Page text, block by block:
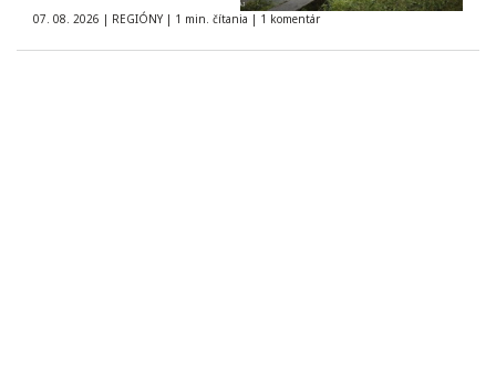
07. 08. 2026 | REGIÓNY | 1 min. čítania | 1 komentár